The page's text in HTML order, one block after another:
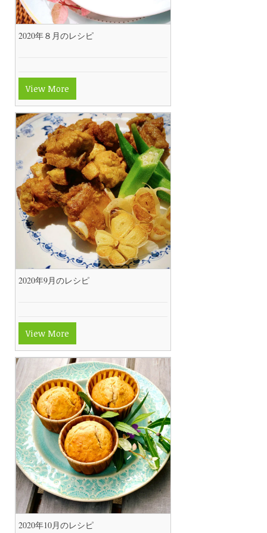
2020年８月のレシピ
View More
2020年9月のレシピ
View More
2020年10月のレシピ